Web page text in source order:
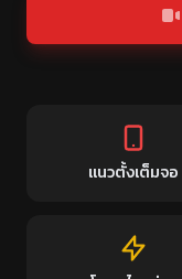
แนวตั้งเต็มจอ